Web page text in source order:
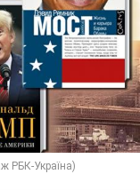
РБК-Україна)